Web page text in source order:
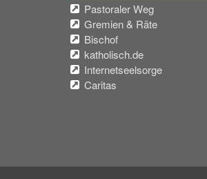
Pastoraler Weg
Gremien & Räte
Bischof
katholisch.de
Internetseelsorge
Caritas